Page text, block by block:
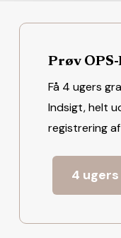
Prøv
Få 4 ugers
Indsigt, helt
registrering
4